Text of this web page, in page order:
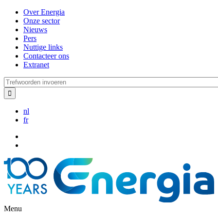
Overslaan
naar
inhoud
gaan
Over Energia
Onze sector
Nieuws
Pers
Nuttige links
Contacteer ons
Extranet
Trefwoorden
invoeren
nl
fr
Menu